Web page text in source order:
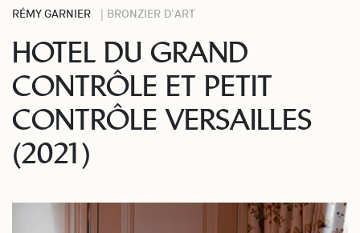
RÉMY GARNIER | BRONZIER D'ART
HOTEL DU GRAND
CONTRÔLE ET PETIT
CONTRÔLE VERSAILLES
(2021)